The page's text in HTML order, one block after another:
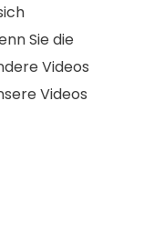
Sie die
Videos
Videos